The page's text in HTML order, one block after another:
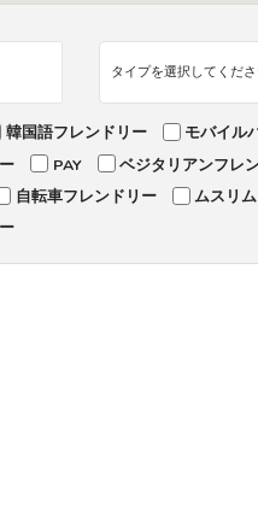
韓国語フレンドリー
モバイル
PAY ベジタリアンフレ
自転車フレンドリー
ムスリ